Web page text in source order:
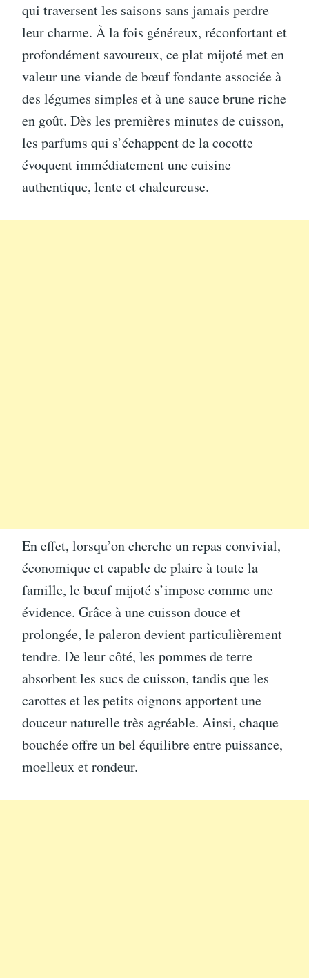
qui traversent les saisons sans jamais perdre
leur charme. À la fois généreux, réconfortant et
profondément savoureux, ce plat mijoté met en
valeur une viande de bœuf fondante associée à
des légumes simples et à une sauce brune riche
en goût. Dès les premières minutes de cuisson,
les parfums qui s’échappent de la cocotte
évoquent immédiatement une cuisine
authentique, lente et chaleureuse.
En effet, lorsqu’on cherche un repas convivial,
économique et capable de plaire à toute la
famille, le bœuf mijoté s’impose comme une
évidence. Grâce à une cuisson douce et
prolongée, le paleron devient particulièrement
tendre. De leur côté, les pommes de terre
absorbent les sucs de cuisson, tandis que les
carottes et les petits oignons apportent une
douceur naturelle très agréable. Ainsi, chaque
bouchée offre un bel équilibre entre puissance,
moelleux et rondeur.